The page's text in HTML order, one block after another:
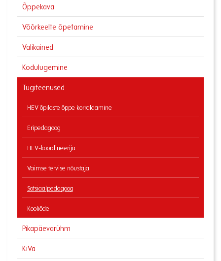
Õppekava
Võõrkeelte õpetamine
Valikained
Kodulugemine
Tugiteenused
HEV õpilaste õppe korraldamine
Eripedagoog
HEV-koordineerija
Vaimse tervise nõustaja
Sotsiaalpedagoog
Kooliõde
Pikapäevarühm
KiVa